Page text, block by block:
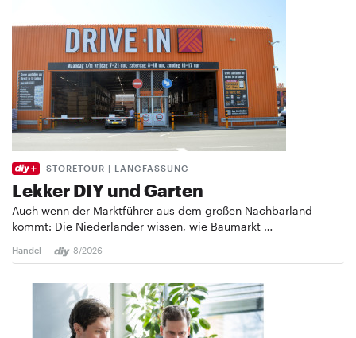
STORETOUR | LANGFASSUNG
Lekker DIY und Garten
Auch wenn der Marktführer aus dem großen Nachbarland
kommt: Die Niederländer wissen, wie Baumarkt …
Handel 8/2026